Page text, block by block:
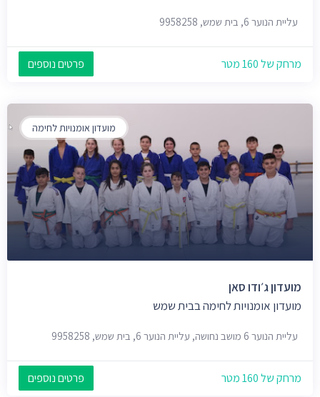
עליית הנוער 6, בית שמש, 9958258
מרחק של 160 מטר פרטים נוספים
מועדון אומנויות לחימה
מועדון ג׳ודו סאן
מועדון אומנויות לחימה בבית שמש
עליית הנוער 6 מושב נחושה, עליית הנוער 6, בית שמש, 9958258
מרחק של 160 מטר פרטים נוספים